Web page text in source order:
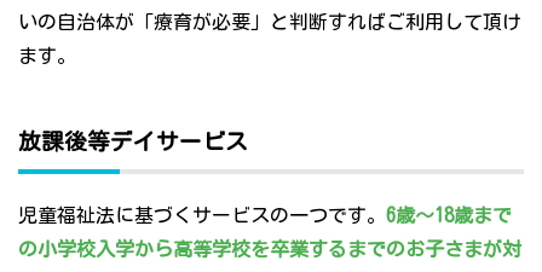
いの自治体が「療育が必要」と判断すればご利用して頂け
ます。
放課後等デイサービス
児童福祉法に基づくサービスの一つです。 6歳～18歳まで
の小学校入学から高等学校を卒業するまでのお子さまが対